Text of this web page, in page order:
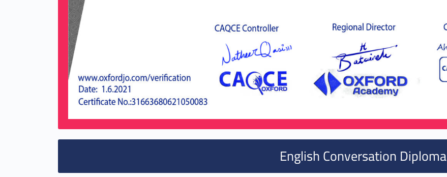
English Conversation Diploma